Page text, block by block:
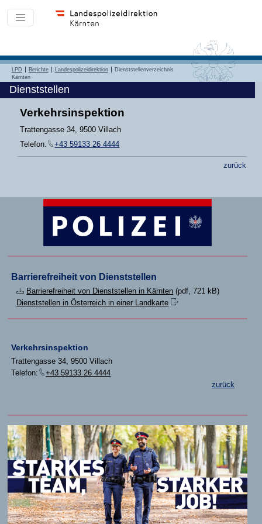
LPD Berichte Landespolizeidirektion
Dienststellenverzeichnis
Kärnten
Dienststellen
Verkehrsinspektion
Trattengasse 34, 9500 Villach
Telefon:
+43 59133 26 4444
zurück
Barrierefreiheit von Dienststellen
Barrierefreiheit von Dienststellen in Kärnten (pdf, 721 kB)
Dienststellen in Österreich in einer Landkarte
Verkehrsinspektion
Trattengasse 34, 9500 Villach
Telefon:
+43 59133 26 4444
zurück